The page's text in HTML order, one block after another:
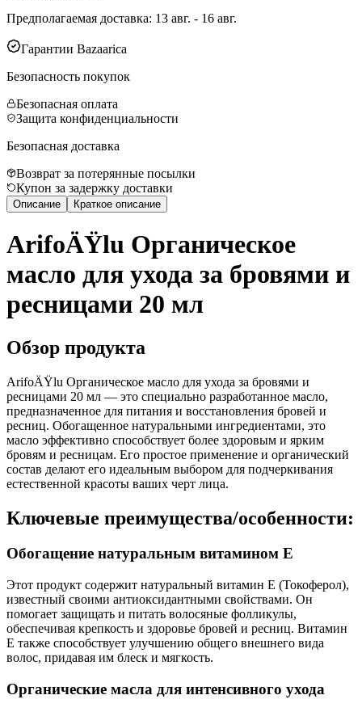
Предполагаемая доставка: 13 авг. - 16 авг.
Гарантии Bazaarica
Безопасность покупок
Безопасная оплата
Защита конфиденциальности
Безопасная доставка
Возврат за потерянные посылки
Купон за задержку доставки
Описание Краткое описание
ArifoÄŸlu Органическое
масло для ухода за бровями и
ресницами 20 мл
Обзор продукта
ArifoÄŸlu Органическое масло для ухода за бровями и
ресницами 20 мл — это специально разработанное масло,
предназначенное для питания и восстановления бровей и
ресниц. Обогащенное натуральными ингредиентами, это
масло эффективно способствует более здоровым и ярким
бровям и ресницам. Его простое применение и органический
состав делают его идеальным выбором для подчеркивания
естественной красоты ваших черт лица.
Ключевые преимущества/особенности:
Обогащение натуральным витамином Е
Этот продукт содержит натуральный витамин Е (Токоферол),
известный своими антиоксидантными свойствами. Он
помогает защищать и питать волосяные фолликулы,
обеспечивая крепкость и здоровье бровей и ресниц. Витамин
Е также способствует улучшению общего внешнего вида
волос, придавая им блеск и мягкость.
Органические масла для интенсивного ухода